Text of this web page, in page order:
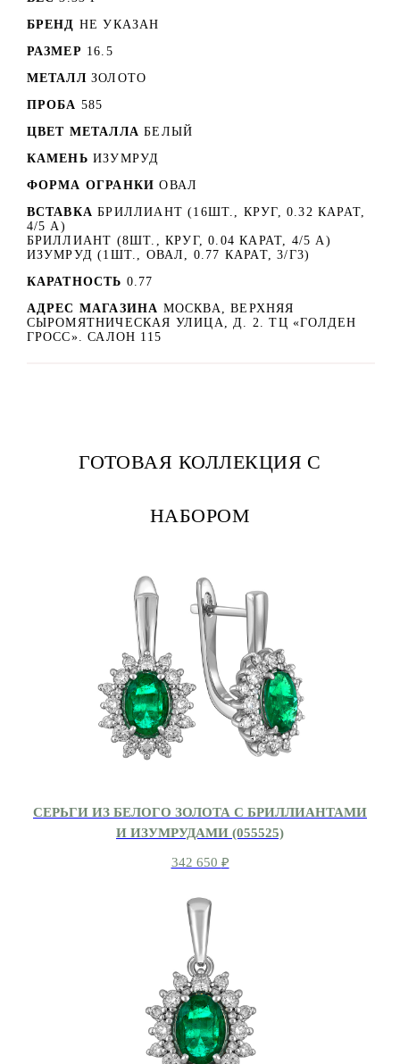
БРЕНД НЕ УКАЗАН
РАЗМЕР 16.5
МЕТАЛЛ ЗОЛОТО
ПРОБА 585
ЦВЕТ МЕТАЛЛА БЕЛЫЙ
КАМЕНЬ ИЗУМРУД
ФОРМА ОГРАНКИ ОВАЛ
ВСТАВКА БРИЛЛИАНТ (16ШТ., КРУГ, 0.32 КАРАТ,
4/5 А)
БРИЛЛИАНТ (8ШТ., КРУГ, 0.04 КАРАТ, 4/5 А)
ИЗУМРУД (1ШТ., ОВАЛ, 0.77 КАРАТ, 3/Г3)
КАРАТНОСТЬ 0.77
АДРЕС МАГАЗИНА МОСКВА, ВЕРХНЯЯ
СЫРОМЯТНИЧЕСКАЯ УЛИЦА, Д. 2. ТЦ «ГОЛДЕН
ГРОСС». САЛОН 115
ГОТОВАЯ КОЛЛЕКЦИЯ С
НАБОРОМ
СЕРЬГИ ИЗ БЕЛОГО ЗОЛОТА С БРИЛЛИАНТАМИ
И ИЗУМРУДАМИ (055525)
342 650 ₽